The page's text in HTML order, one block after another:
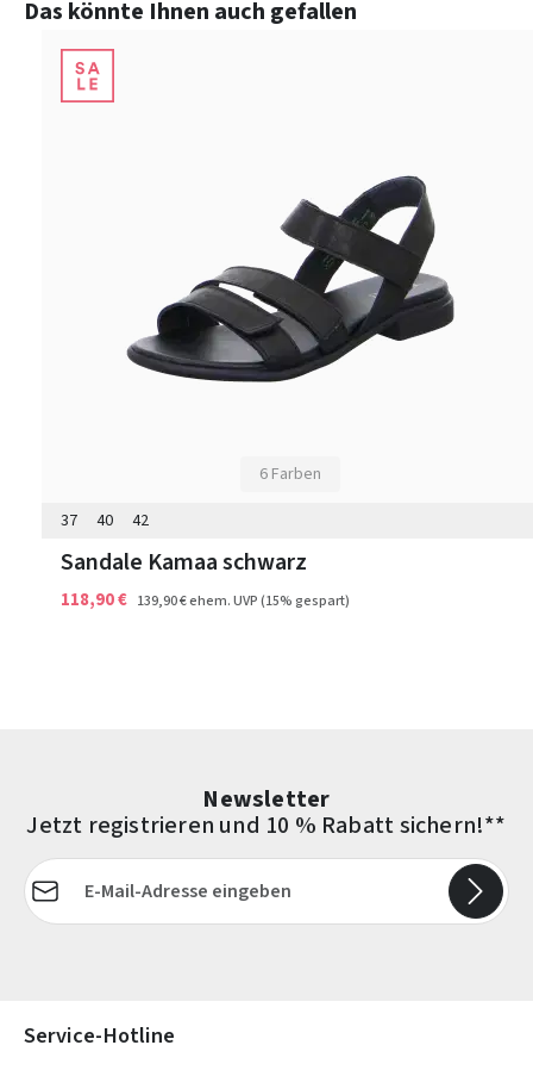
Produktgalerie überspringen
Das könnte Ihnen auch gefallen
6 Farben
37
40 42
Sandale Kamaa schwarz
118,90 € 139,90 €ehem. UVP(15% gespart)
Newsletter
Jetzt registrieren und 10 % Rabatt sichern!**
E-Mail-Adresse*
Service-Hotline